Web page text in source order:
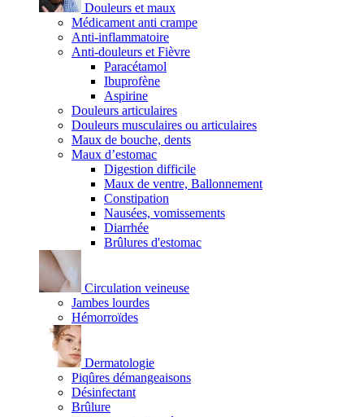
Douleurs et maux
Médicament anti crampe
Anti-inflammatoire
Anti-douleurs et Fièvre
Paracétamol
Ibuprofène
Aspirine
Douleurs articulaires
Douleurs musculaires ou articulaires
Maux de bouche, dents
Maux d’estomac
Digestion difficile
Maux de ventre, Ballonnement
Constipation
Nausées, vomissements
Diarrhée
Brûlures d'estomac
Circulation veineuse
Jambes lourdes
Hémorroïdes
Dermatologie
Piqûres démangeaisons
Désinfectant
Brûlure